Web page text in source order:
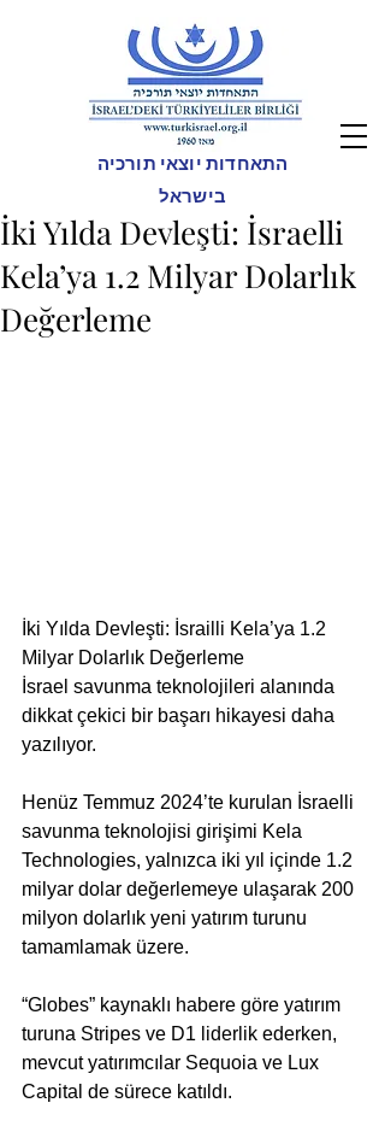
התאחדות יוצאי תורכיה
בישראל
İki Yılda Devleşti: İsraelli
Kela’ya 1.2 Milyar Dolarlık
Değerleme
İki Yılda Devleşti: İsrailli Kela’ya 1.2
Milyar Dolarlık Değerleme
İsrael savunma teknolojileri alanında
dikkat çekici bir başarı hikayesi daha
yazılıyor.
Henüz Temmuz 2024’te kurulan İsraelli
savunma teknolojisi girişimi Kela
Technologies, yalnızca iki yıl içinde 1.2
milyar dolar değerlemeye ulaşarak 200
milyon dolarlık yeni yatırım turunu
tamamlamak üzere.
“Globes” kaynaklı habere göre yatırım
turuna Stripes ve D1 liderlik ederken,
mevcut yatırımcılar Sequoia ve Lux
Capital de sürece katıldı.